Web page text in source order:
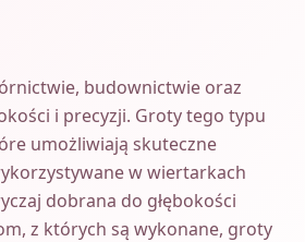
budownictwie oraz
i precyzji. Groty tego typu
umożliwiają skuteczne
w wiertarkach
dobrana do głębokości
z których są wykonane, groty